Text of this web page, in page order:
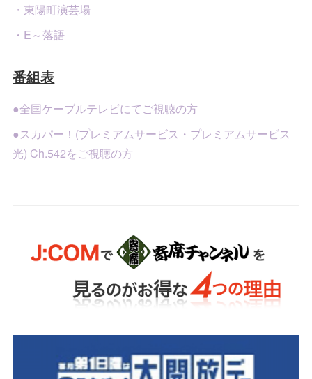
・東陽町演芸場
・E～落語
番組表
●全国ケーブルテレビにてご視聴の方
●スカパー！(プレミアムサービス・プレミアムサービス
光) Ch.542をご視聴の方